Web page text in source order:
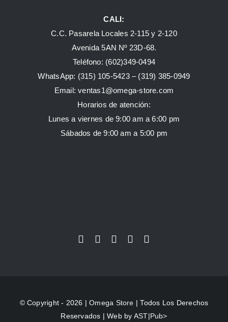
CALI:
C.C. Pasarela Locales 2-115 y 2-120
Avenida 5AN Nº 23D-68.
Teléfono: (602)349-0494
WhatsApp: (315) 105-5423 – (319) 385-0949
Email:ventas1@omega-store.com
Horarios de atención:
Lunes a viernes de 9:00 am a 6:00 pm
Sábados de 9:00 am a 5:00 pm
© Copyright - 2026 |Omega Store | Todos Los Derechos
Reservados | Web by AST|Pub>